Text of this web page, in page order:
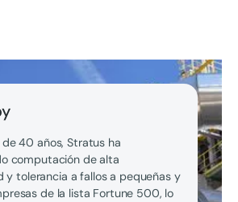
40 años, Stratus ha
computación de alta
y tolerancia a fallos a pequeñas y
de la lista Fortune 500, lo